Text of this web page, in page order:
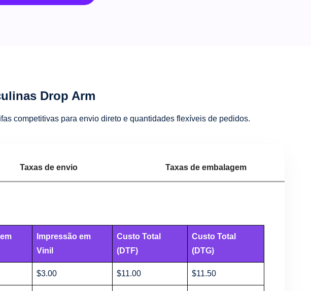
Drop Arm
competitivas para envio direto e quantidades flexíveis de pedidos.
Taxas de envio Taxas de embalagem
Impressão em
Vinil
Custo Total
(DTF)
Custo Total
(DTG)
$3.00 $11.00 $11.50